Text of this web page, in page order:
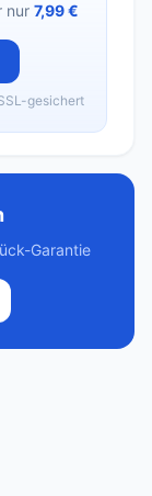
nur 7,99 €
gesichert
Garantie